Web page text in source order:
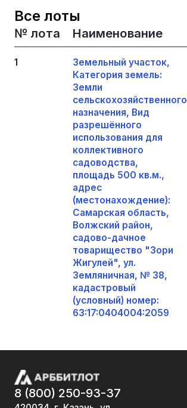
Все лоты
№ лота Наименование
1
Земельный участок,
Категория земель:
Земли
сельскохозяйственного
назначения, Вид
разрешённого
использования для
коллективного
садоводства,
площадь 500 кв.м.,
адрес
(местонахождение):
Самарская область,
Волжский район,
садово-дачное
товарищество "Зори
Жигулей", ул.
Земляничная, № 38,
кадастровый
(условный) номер:
63:17:0404004:2059
8 (800) 250-93-37